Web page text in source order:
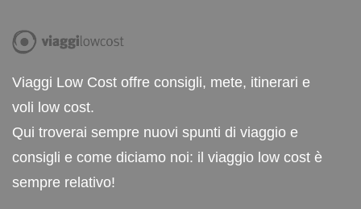
Viaggi Low Cost offre consigli, mete, itinerari e
voli low cost.
Qui troverai sempre nuovi spunti di viaggio e
consigli e come diciamo noi: il viaggio low cost è
sempre relativo!